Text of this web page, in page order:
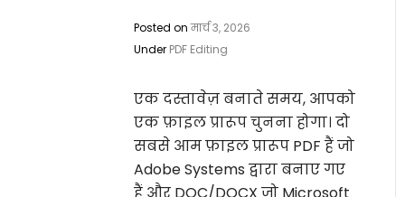
Posted onमार्च 3, 2026
Under PDF Editing
एक दस्तावेज़ बनाते समय, आपको
एक फ़ाइल प्रारूप चुनना होगा। दो
सबसे आम फ़ाइल प्रारूप PDF हैं जो
Adobe Systems द्वारा बनाए गए